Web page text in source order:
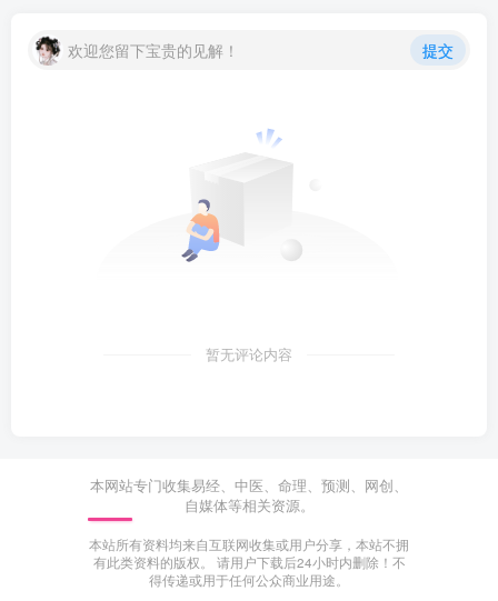
欢迎您留下宝贵的见解！ 提交
暂无评论内容
本网站专门收集易经、中医、命理、预测、网创、
自媒体等相关资源。
本站所有资料均来自互联网收集或用户分享，本站不拥
有此类资料的版权。 请用户下载后24小时内删除！不
得传递或用于任何公众商业用途。